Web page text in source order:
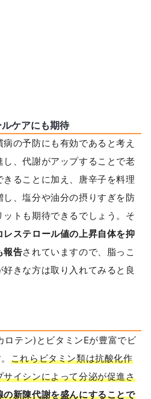
ケアにも期待
の予防にも有効であると考え
、代謝がアップすることで老
ることに加え、唐辛子を料理
、塩分や油分の摂りすぎを防
トも期待できるでしょう。そ
レステロール値の上昇自体を抑
報告されていますので、脂っこ
きな方は取り入れてみると良
テン)とビタミンEが豊富でビ
これらビタミン類は抗酸化作
イシンによって分泌が促進さ
新陳代謝を盛んにすることで